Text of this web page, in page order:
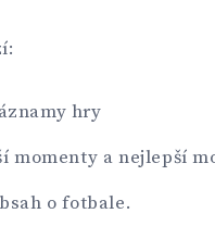
hry
momenty a nejlepší
o fotbale.